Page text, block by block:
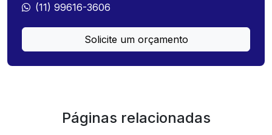
(11) 99616-3606
Solicite um orçamento
Páginas relacionadas